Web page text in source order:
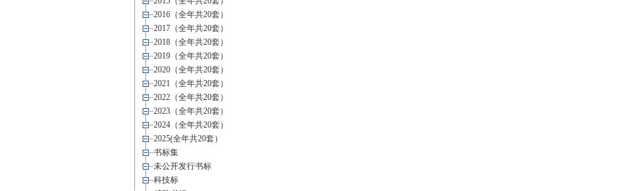
2016（全年共20套）
2017（全年共20套）
2018（全年共20套）
2019（全年共20套）
2020（全年共20套）
2021（全年共20套）
2022（全年共20套）
2023（全年共20套）
2024（全年共20套）
2025(全年共20套）
书标集
未公开发行书标
科技标